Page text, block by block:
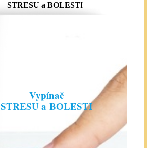
STRESU a BOLESTI
Vypínač
STRESU a BOLESTI